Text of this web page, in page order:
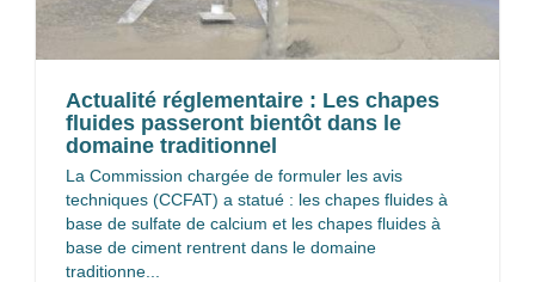
Actualité réglementaire : Les chapes
fluides passeront bientôt dans le
domaine traditionnel
La Commission chargée de formuler les avis
techniques (CCFAT) a statué : les chapes fluides à
base de sulfate de calcium et les chapes fluides à
base de ciment rentrent dans le domaine
traditionne...